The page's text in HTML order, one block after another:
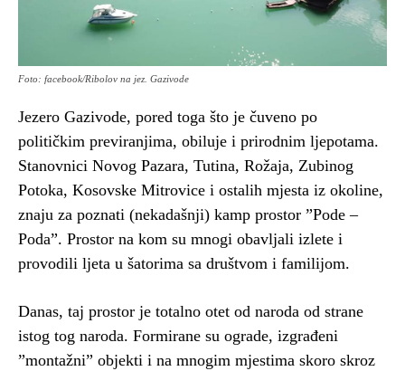
Foto: facebook/Ribolov na jez. Gazivode
Jezero Gazivode, pored toga što je čuveno po
političkim previranjima, obiluje i prirodnim ljepotama.
Stanovnici Novog Pazara, Tutina, Rožaja, Zubinog
Potoka, Kosovske Mitrovice i ostalih mjesta iz okoline,
znaju za poznati (nekadašnji) kamp prostor ”Pode –
Poda”. Prostor na kom su mnogi obavljali izlete i
provodili ljeta u šatorima sa društvom i familijom.
Danas, taj prostor je totalno otet od naroda od strane
istog tog naroda. Formirane su ograde, izgrađeni
”montažni” objekti i na mnogim mjestima skoro skroz